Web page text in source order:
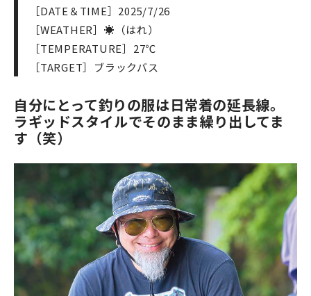
［DATE＆TIME］2025/7/26
［WEATHER］☀︎（はれ）
［TEMPERATURE］27℃
［TARGET］ブラックバス
自分にとって釣りの服は日常着の延長線。
ラギッドスタイルでそのまま繰り出してま
す（笑）